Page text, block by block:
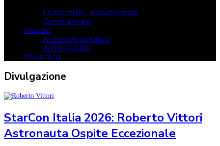
La struttura – Palacongressi
Come arrivare
Archivio
Archivio fotografico
Archivio ospiti
News blog
Divulgazione
StarCon Italia 2026: Roberto Vittori
Astronauta Ospite Eccezionale